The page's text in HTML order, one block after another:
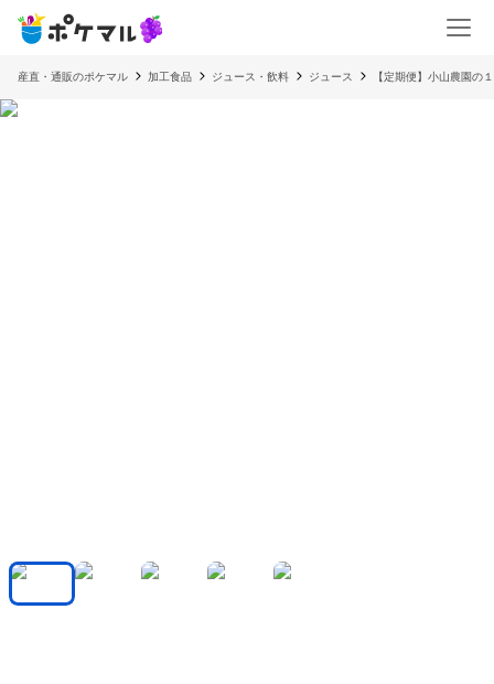
産直・通販のポケマル 加工食品 ジュース・飲料 ジュース 【定期便】小山農園の